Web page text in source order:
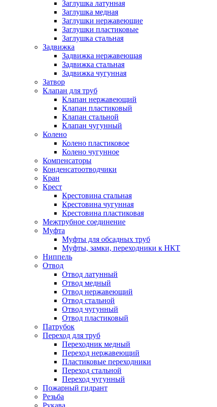
Заглушка латунная
Заглушка медная
Заглушки нержавеющие
Заглушки пластиковые
Заглушка стальная
Задвижка
Задвижка нержавеющая
Задвижка стальная
Задвижка чугунная
Затвор
Клапан для труб
Клапан нержавеющий
Клапан пластиковый
Клапан стальной
Клапан чугунный
Колено
Колено пластиковое
Колено чугунное
Компенсаторы
Конденсатоотводчики
Кран
Крест
Крестовина стальная
Крестовина чугунная
Крестовина пластиковая
Межтрубное соединение
Муфта
Муфты для обсадных труб
Муфты, замки, переходники к НКТ
Ниппель
Отвод
Отвод латунный
Отвод медный
Отвод нержавеющий
Отвод стальной
Отвод чугунный
Отвод пластиковый
Патрубок
Переход для труб
Переходник медный
Переход нержавеющий
Пластиковые переходники
Переход стальной
Переход чугунный
Пожарный гидрант
Резьба
Рукава